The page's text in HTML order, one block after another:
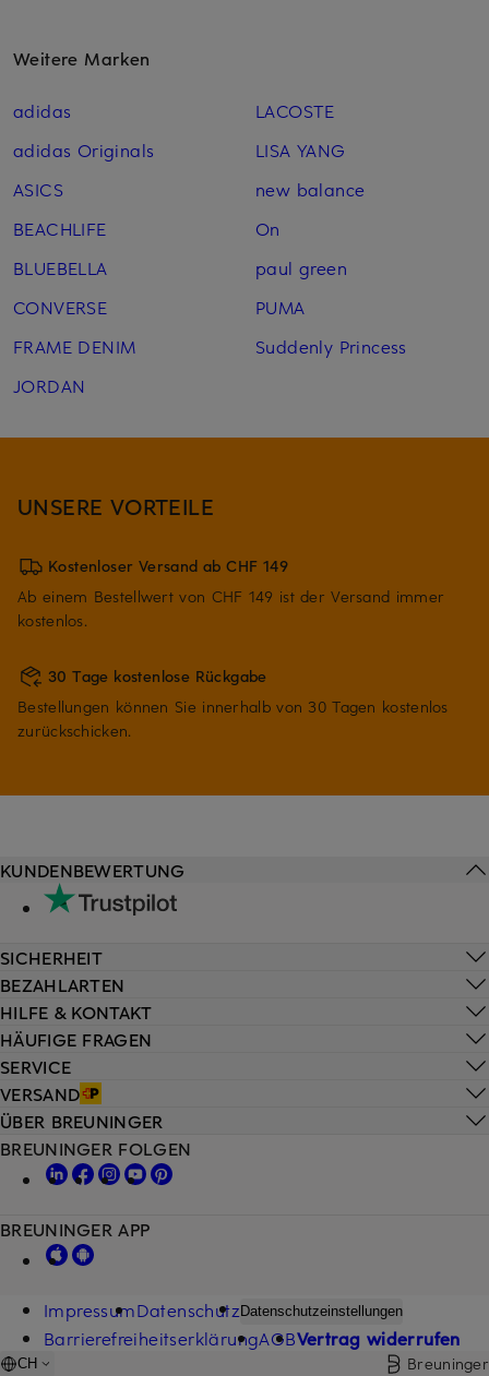
Weitere Marken
adidas
adidas Originals
ASICS
BEACHLIFE
BLUEBELLA
CONVERSE
FRAME DENIM
JORDAN
LACOSTE
LISA YANG
new balance
On
paul green
PUMA
Suddenly Princess
UNSERE VORTEILE
Kostenloser Versand ab CHF 149
Ab einem Bestellwert von CHF 149 ist der Versand immer
kostenlos.
30 Tage kostenlose Rückgabe
Bestellungen können Sie innerhalb von 30 Tagen kostenlos
zurückschicken.
HILFE & KONTAKT
HÄUFIGE FRAGEN
SERVICE
VERSAND
KUNDENBEWERTUNG
SICHERHEIT
BEZAHLARTEN
ÜBER BREUNINGER
BREUNINGER FOLGEN
BREUNINGER APP
ImpressumDatenschutzDatenschutzeinstellungen
BarrierefreiheitserklärungAGBVertrag widerrufen
CH Breuninger